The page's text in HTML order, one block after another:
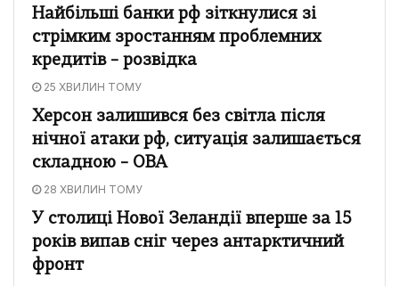
Найбільші банки рф зіткнулися зі
стрімким зростанням проблемних
кредитів – розвідка
25 ХВИЛИН ТОМУ
Херсон залишився без світла після
нічної атаки рф, ситуація залишається
складною – ОВА
28 ХВИЛИН ТОМУ
У столиці Нової Зеландії вперше за 15
років випав сніг через антарктичний
фронт